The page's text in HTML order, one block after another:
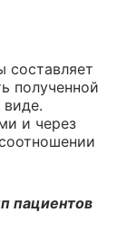
составляет
полученной
и через
пациентов